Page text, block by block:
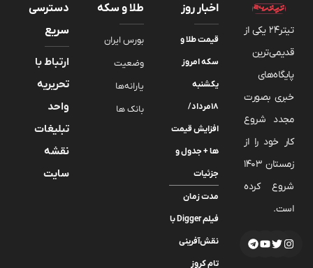
تیتر24 یکی از
قدیمی‌ترین
پایگاه‌های
خبری بصورت
مجدد شروع
کار خود را از
زمستان 1403
شروع کرده
است.
اخبار روز
قیمت طلا و
سکه امروز
یکشنبه
۱۸مرداد/
افزایش قیمت
ها + جدول و
جزئیات
مدت زمان
فیلم Digger با
نقش‌آفرینی
تام کروز
طلا و سکه
بورس ایران
وضعیت
یارانه‌ها
بانک ها
دسترسی
سریع
ارتباط با
تحریریه
واحد
تبلیغات
نقشه
سایت